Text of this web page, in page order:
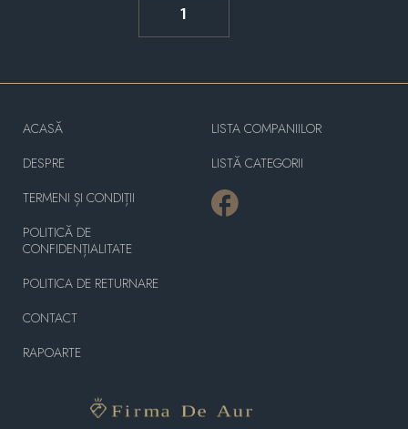
1
ACASĂ
DESPRE
TERMENI ȘI CONDIȚII
POLITICĂ DE
CONFIDENȚIALITATE
POLITICA DE RETURNARE
CONTACT
RAPOARTE
LISTA COMPANIILOR
LISTĂ CATEGORII